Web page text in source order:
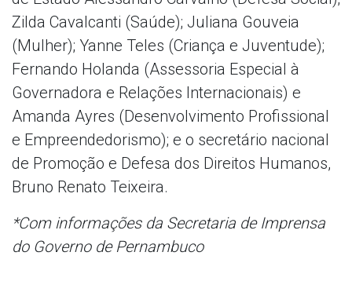
Zilda Cavalcanti (Saúde); Juliana Gouveia
(Mulher); Yanne Teles (Criança e Juventude);
Fernando Holanda (Assessoria Especial à
Governadora e Relações Internacionais) e
Amanda Ayres (Desenvolvimento Profissional
e Empreendedorismo); e o secretário nacional
de Promoção e Defesa dos Direitos Humanos,
Bruno Renato Teixeira.
*Com informações da Secretaria de Imprensa
do Governo de Pernambuco